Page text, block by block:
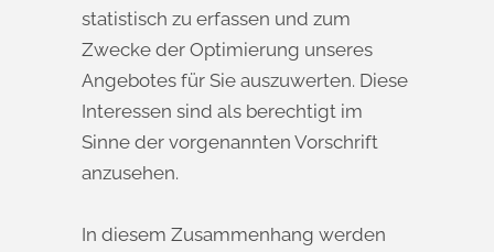
statistisch zu erfassen und zum
Zwecke der Optimierung unseres
Angebotes für Sie auszuwerten. Diese
Interessen sind als berechtigt im
Sinne der vorgenannten Vorschrift
anzusehen.
In diesem Zusammenhang werden